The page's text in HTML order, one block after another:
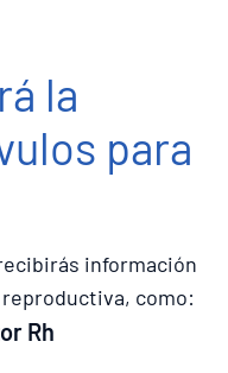
la
para
información
como:
Rh